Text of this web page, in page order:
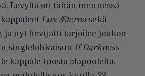
Levyltä on tähän mennessä
Lux Æterna sekä
, ja nyt hevijätti tarjoilee joukon
singlelohkaisun If Darkness
kappale tuosta alapuolelta.